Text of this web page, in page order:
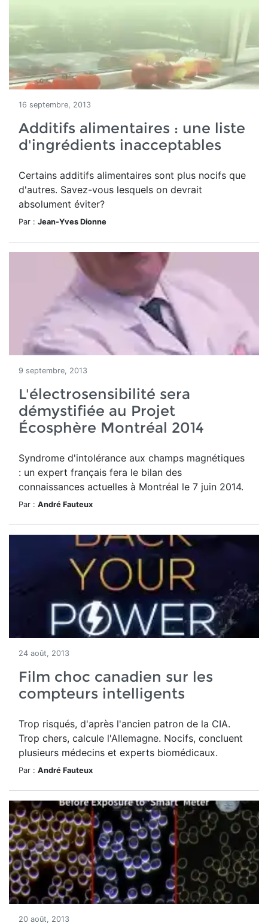
16 septembre, 2013
Additifs alimentaires : une liste
d'ingrédients inacceptables
Certains additifs alimentaires sont plus nocifs que
d'autres. Savez-vous lesquels on devrait
absolument éviter?
Par : Jean-Yves Dionne
9 septembre, 2013
L'électrosensibilité sera
démystifiée au Projet
Écosphère Montréal 2014
Syndrome d'intolérance aux champs magnétiques
: un expert français fera le bilan des
connaissances actuelles à Montréal le 7 juin 2014.
Par : André Fauteux
24 août, 2013
Film choc canadien sur les
compteurs intelligents
Trop risqués, d'après l'ancien patron de la CIA.
Trop chers, calcule l'Allemagne. Nocifs, concluent
plusieurs médecins et experts biomédicaux.
Par : André Fauteux
20 août, 2013